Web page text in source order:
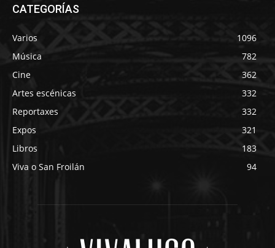
CATEGORÍAS
Varios
1096
Música
782
Cine
362
Artes escénicas
332
Reportaxes
332
Expos
321
Libros
183
Viva o San Froilán
94